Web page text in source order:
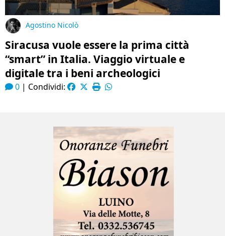
Agostino Nicolò
Siracusa vuole essere la prima città
“smart” in Italia. Viaggio virtuale e
digitale tra i beni archeologici
0 | Condividi: